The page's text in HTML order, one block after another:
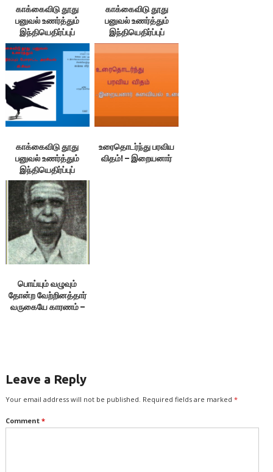
காக்கைவிடு தூது
பனுவல் உணர்த்தும்
இந்தியெதிர்ப்புப்
போராட்ட அரசியல் 4/4 –
கி.சிவா
காக்கைவிடு தூது
பனுவல் உணர்த்தும்
இந்தியெதிர்ப்புப்
போராட்ட அரசியல் 2/4 –
கி.சிவா
காக்கைவிடு தூது
பனுவல் உணர்த்தும்
இந்தியெதிர்ப்புப்
போராட்ட அரசியல் 1/4 –
கி.சிவா
உரைதொடர்ந்து பரவிய
விதம்! – இறையனார்
பொய்யும் வழுவும்
தோன்ற வேற்றினத்தார்
வருகையே காரணம் –
Leave a Reply
Your email address will not be published. Required fields are marked *
Comment *